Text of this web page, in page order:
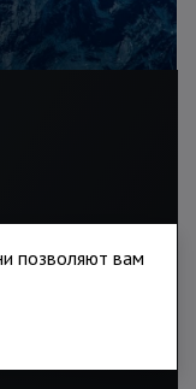
позволяют вам